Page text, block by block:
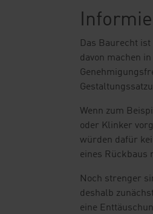
Das Baurecht
davon machen
Wenn zum
oder Klinker
würden dafür
eines Rückbaus
Noch strenger
deshalb
eine